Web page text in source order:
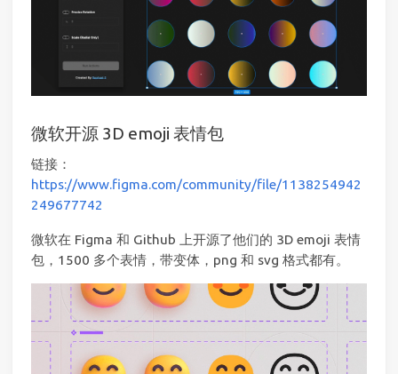
微软开源 3D emoji 表情包
链接：
https://www.figma.com/community/file/1138254942
249677742
微软在 Figma 和 Github 上开源了他们的 3D emoji 表情
包，1500 多个表情，带变体，png 和 svg 格式都有。